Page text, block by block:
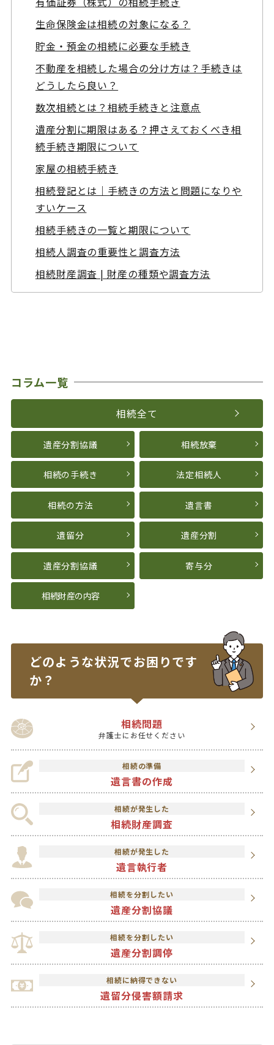
生命保険金は相続の対象になる？
貯金・預金の相続に必要な手続き
不動産を相続した場合の分け方は？手続きは
どうしたら良い？
数次相続とは？相続手続きと注意点
遺産分割に期限はある？押さえておくべき相
続手続き期限について
家屋の相続手続き
相続登記とは｜手続きの方法と問題になりや
すいケース
相続手続きの一覧と期限について
相続人調査の重要性と調査方法
相続財産調査 | 財産の種類や調査方法
コラム一覧
相続全て
遺産分割協議 相続放棄
相続の手続き 法定相続人
相続の方法 遺言書
遺留分 遺産分割
遺産分割協議 寄与分
相続財産の内容
どのような状況でお困りです
か？
相続問題
弁護士にお任せください
相続の準備
遺言書の作成
相続が発生した
相続財産調査
相続が発生した
遺言執行者
相続を分割したい
遺産分割協議
相続を分割したい
遺産分割調停
相続に納得できない
遺留分侵害額請求